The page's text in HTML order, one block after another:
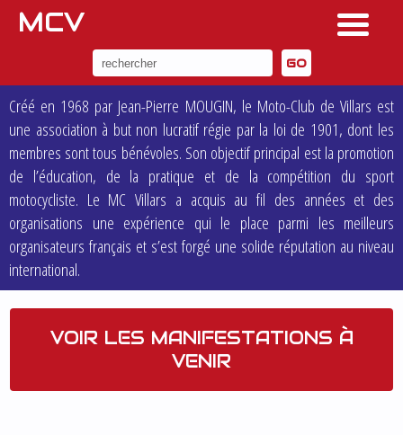
MCV
Créé en 1968 par Jean-Pierre MOUGIN, le Moto-Club de Villars est
une association à but non lucratif régie par la loi de 1901, dont les
membres sont tous bénévoles. Son objectif principal est la promotion
de l’éducation, de la pratique et de la compétition du sport
motocycliste. Le MC Villars a acquis au fil des années et des
organisations une expérience qui le place parmi les meilleurs
organisateurs français et s’est forgé une solide réputation au niveau
international.
VOIR LES MANIFESTATIONS À
VENIR